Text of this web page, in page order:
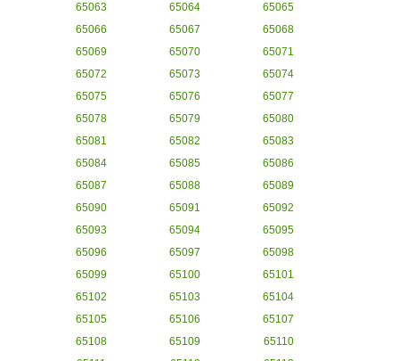
65063
65064
65065
65066
65067
65068
65069
65070
65071
65072
65073
65074
65075
65076
65077
65078
65079
65080
65081
65082
65083
65084
65085
65086
65087
65088
65089
65090
65091
65092
65093
65094
65095
65096
65097
65098
65099
65100
65101
65102
65103
65104
65105
65106
65107
65108
65109
65110